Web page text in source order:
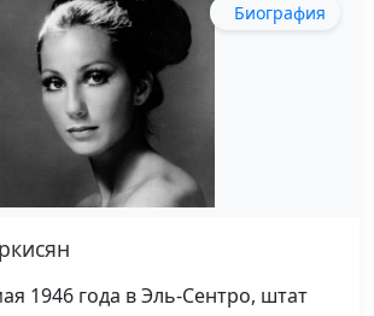
Биография
1946 года в Эль-Сентро, штат